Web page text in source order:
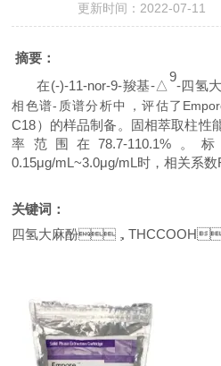
更新时间：2022-07-
摘要：
在(-)-11-nor-9-羧基-△
9
-四氢
相色谱-质谱分析中，评估了
C18） 的样品制备。 固相萃取柱性
率范围在78.7-110.1%
0.15μg/mL~3.0μg/mL时，相关系
关键词：
四氢大麻酚，THCCOOH